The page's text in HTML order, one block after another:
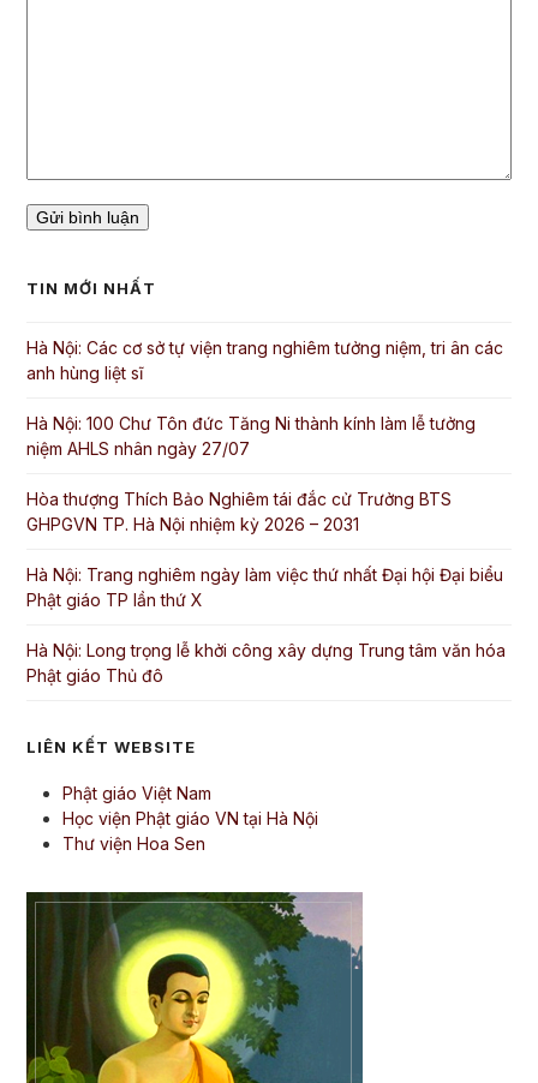
TIN MỚI NHẤT
Hà Nội: Các cơ sở tự viện trang nghiêm tưởng niệm, tri ân các
anh hùng liệt sĩ
Hà Nội: 100 Chư Tôn đức Tăng Ni thành kính làm lễ tưởng
niệm AHLS nhân ngày 27/07
Hòa thượng Thích Bảo Nghiêm tái đắc cử Trưởng BTS
GHPGVN TP. Hà Nội nhiệm kỳ 2026 – 2031
Hà Nội: Trang nghiêm ngày làm việc thứ nhất Đại hội Đại biểu
Phật giáo TP lần thứ X
Hà Nội: Long trọng lễ khởi công xây dựng Trung tâm văn hóa
Phật giáo Thủ đô
LIÊN KẾT WEBSITE
Phật giáo Việt Nam
Học viện Phật giáo VN tại Hà Nội
Thư viện Hoa Sen